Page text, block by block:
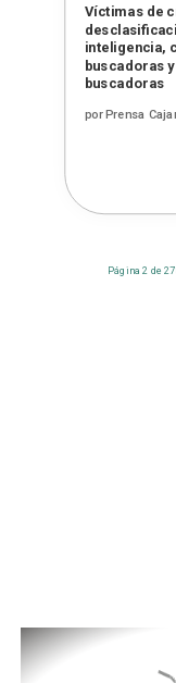
Víctimas de
inteligencia,
buscadoras
buscadoras
porPrensa
Página 2 de